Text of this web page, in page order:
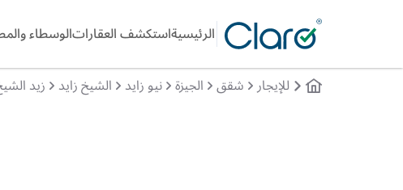
الرئيسيةاستكشف العقاراتالوسطاء
للإيجار شقق الجيزة نيو زايد الشيخ زايد زيد